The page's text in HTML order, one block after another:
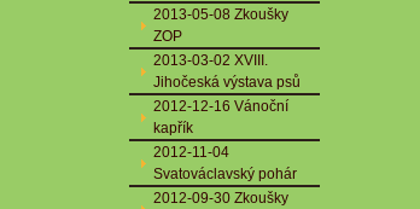
2013-05-08 Zkoušky
ZOP
2013-03-02 XVIII.
Jihočeská výstava psů
2012-12-16 Vánoční
kapřík
2012-11-04
Svatováclavský pohár
2012-09-30 Zkoušky